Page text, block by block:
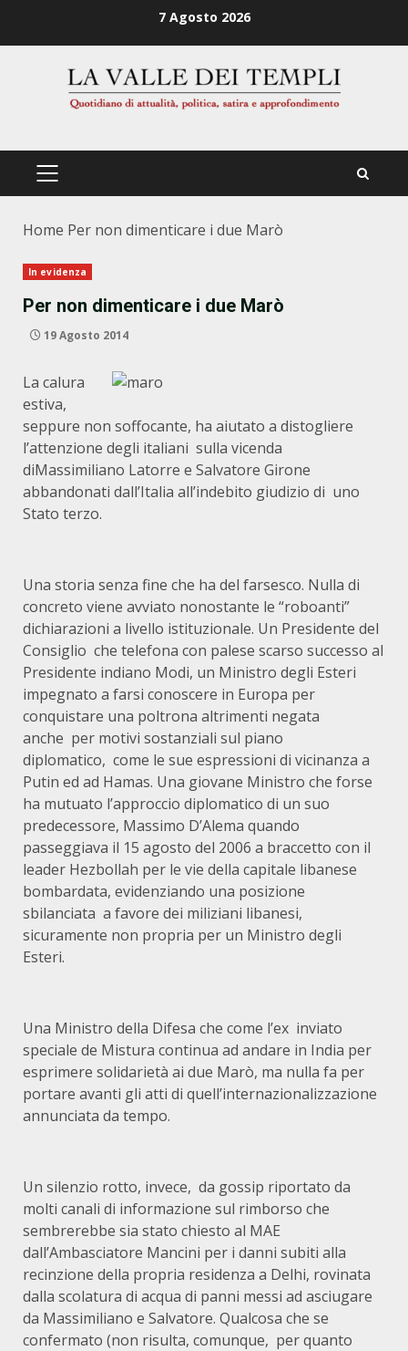
7 Agosto 2026
PRIMÄRES
Home Per non dimenticare i due Marò
In evidenza
Per non dimenticare i due Marò
19 Agosto 2014
La calura
estiva,
seppure non soffocante, ha aiutato a distogliere
l’attenzione degli italiani sulla vicenda
diMassimiliano Latorre e Salvatore Girone
abbandonati dall’Italia all’indebito giudizio di uno
Stato terzo.
Una storia senza fine che ha del farsesco. Nulla di
concreto viene avviato nonostante le “roboanti”
dichiarazioni a livello istituzionale. Un Presidente del
Consiglio che telefona con palese scarso successo al
Presidente indiano Modi, un Ministro degli Esteri
impegnato a farsi conoscere in Europa per
conquistare una poltrona altrimenti negata
anche per motivi sostanziali sul piano
diplomatico, come le sue espressioni di vicinanza a
Putin ed ad Hamas. Una giovane Ministro che forse
ha mutuato l’approccio diplomatico di un suo
predecessore, Massimo D’Alema quando
passeggiava il 15 agosto del 2006 a braccetto con il
leader Hezbollah per le vie della capitale libanese
bombardata, evidenziando una posizione
sbilanciata a favore dei miliziani libanesi,
sicuramente non propria per un Ministro degli
Esteri.
Una Ministro della Difesa che come l’ex inviato
speciale de Mistura continua ad andare in India per
esprimere solidarietà ai due Marò, ma nulla fa per
portare avanti gli atti di quell’internazionalizzazione
annunciata da tempo.
Un silenzio rotto, invece, da gossip riportato da
molti canali di informazione sul rimborso che
sembrerebbe sia stato chiesto al MAE
dall’Ambasciatore Mancini per i danni subiti alla
recinzione della propria residenza a Delhi, rovinata
dalla scolatura di acqua di panni messi ad asciugare
da Massimiliano e Salvatore. Qualcosa che se
confermato (non risulta, comunque, per quanto